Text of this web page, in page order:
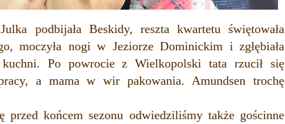
podbijała Beskidy, reszta kwartetu świętowała
moczyła nogi w Jeziorze Dominickim i zgłębiała
Po powrocie z Wielkopolski tata rzucił się
a mama w wir pakowania. Amundsen trochę
przed końcem sezonu odwiedziliśmy także gościnne